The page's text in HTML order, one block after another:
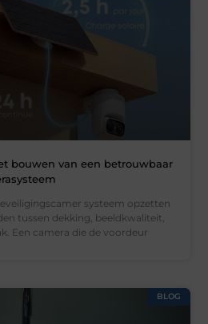
bouwen van een betrouwbaar
systeem opzetten
tussen dekking, beeldkwaliteit,
Een camera die de voordeur
BLOG